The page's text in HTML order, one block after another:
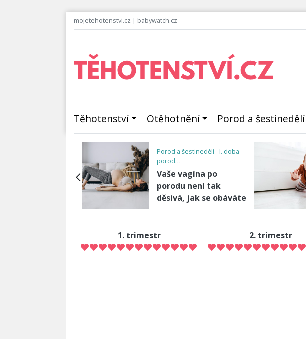
mojetehotenstvi.cz | babywatch.cz
Těhotenství Otěhotnění Porod a šestinedělí
Porod a šestinedělí - I. doba
porod…
Vaše vagína po
porodu není tak
děsivá, jak se obáváte
1. trimestr 2. trimestr